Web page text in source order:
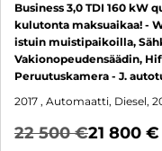
Business 3,0 TDI 160 kW
kulutonta maksuaikaa! -
istuin muistipaikoilla,
Vakionopeudensäädin,
Peruutuskamera - J.
2017 , Automaatti, Diesel,
22 500 €21 800 €